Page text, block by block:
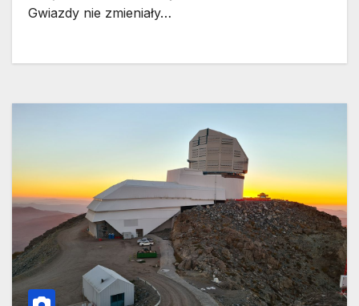
Gwiazdy nie zmieniały…